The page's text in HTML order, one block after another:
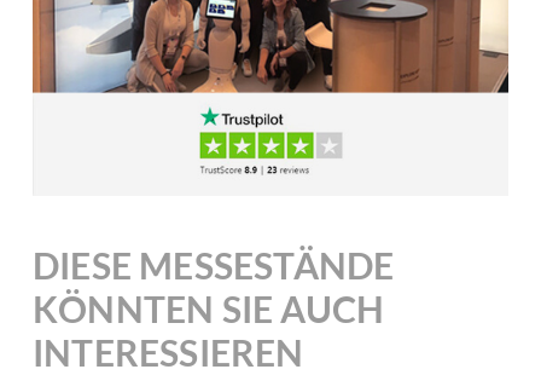
DIESE MESSESTÄNDE
KÖNNTEN SIE AUCH
INTERESSIEREN